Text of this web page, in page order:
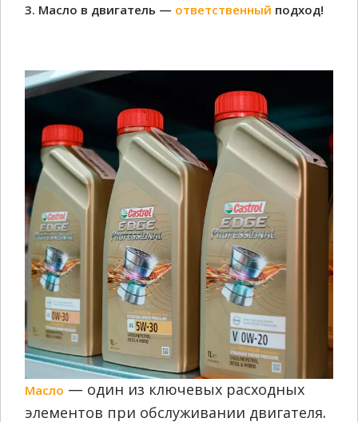
3. Масло в двигатель — ответственный подход!
Масло — один из ключевых расходных
элементов при обслуживании двигателя.